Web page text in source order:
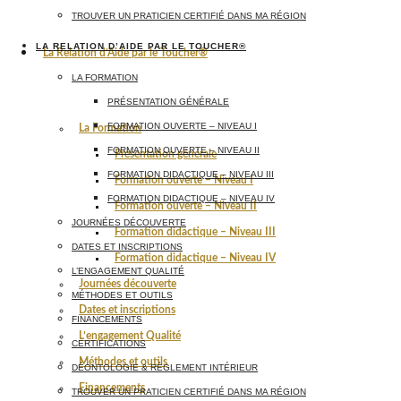
La Relation d’Aide par le Toucher®
La Formation
Présentation générale
Formation ouverte – Niveau I
Formation ouverte – Niveau II
Formation didactique – Niveau III
Formation didactique – Niveau IV
Journées découverte
Dates et inscriptions
L’engagement Qualité
Méthodes et outils
Financements
TROUVER UN PRATICIEN CERTIFIÉ DANS MA RÉGION
LA RELATION D’AIDE PAR LE TOUCHER®
LA FORMATION
PRÉSENTATION GÉNÉRALE
FORMATION OUVERTE – NIVEAU I
FORMATION OUVERTE – NIVEAU II
FORMATION DIDACTIQUE – NIVEAU III
FORMATION DIDACTIQUE – NIVEAU IV
JOURNÉES DÉCOUVERTE
DATES ET INSCRIPTIONS
L’ENGAGEMENT QUALITÉ
MÉTHODES ET OUTILS
FINANCEMENTS
CERTIFICATIONS
DÉONTOLOGIE & RÈGLEMENT INTÉRIEUR
TROUVER UN PRATICIEN CERTIFIÉ DANS MA RÉGION